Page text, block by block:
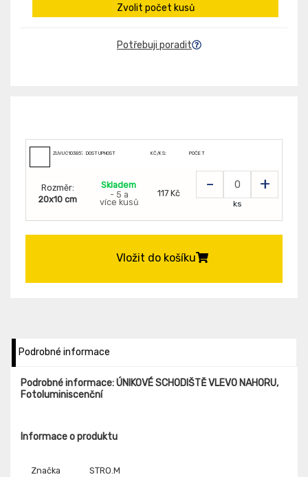
Zvolit počet kusů
Potřebuji poradit
ZUVUC103857 DOSTUPNOST KČ/KS: POČET
Rozměr:
20x10 cm
Skladem
- 5 a
více kusů
117 Kč - +
ks
Vložit do košíku
Podrobné informace
Podrobné informace: ÚNIKOVÉ SCHODIŠTĚ VLEVO NAHORU,
Fotoluminiscenční
Informace o produktu
Značka STRO.M